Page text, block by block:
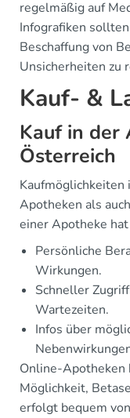
regelmäßig auf
Infografiken
Beschaffung von
Unsicherheiten zu
Kauf- &
Kauf in der
Österreich
Apotheken als
einer Apotheke
Persönliche
Wirkungen.
Schneller
Wartezeiten.
Infos über
Online-Apotheken
Möglichkeit,
erfolgt bequem